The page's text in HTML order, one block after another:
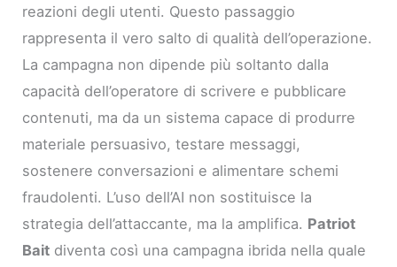
reazioni degli utenti. Questo passaggio
rappresenta il vero salto di qualità dell’operazione.
La campagna non dipende più soltanto dalla
capacità dell’operatore di scrivere e pubblicare
contenuti, ma da un sistema capace di produrre
materiale persuasivo, testare messaggi,
sostenere conversazioni e alimentare schemi
fraudolenti. L’uso dell’AI non sostituisce la
strategia dell’attaccante, ma la amplifica. Patriot
Bait diventa così una campagna ibrida nella quale